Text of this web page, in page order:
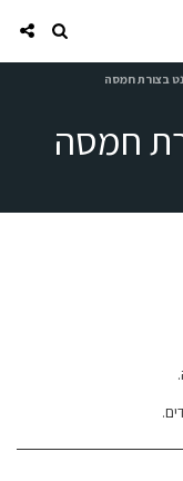
בצורת חמסה
חמסה